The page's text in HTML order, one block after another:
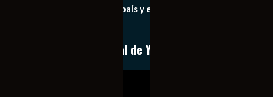
importantes de nuestro país y el mundo de forma eficaz,
Conoce nuestro canal de YouTube